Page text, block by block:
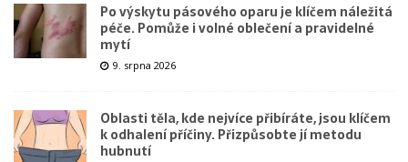
Po výskytu pásového oparu je klíčem náležitá
péče. Pomůže i volné oblečení a pravidelné
mytí
9. srpna 2026
Oblasti těla, kde nejvíce přibíráte, jsou klíčem
k odhalení příčiny. Přizpůsobte jí metodu
hubnutí